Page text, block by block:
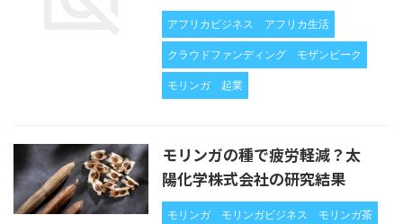
アフリカビジネス アフリカ生活
クラウドファンディング モザンビーク
モリンガ 起業
モリンガの種で疲労軽減？太
陽化学株式会社の研究結果
モリンガ モリンガビジネス モリンガ茶